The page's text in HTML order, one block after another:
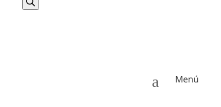
productos
a Menú